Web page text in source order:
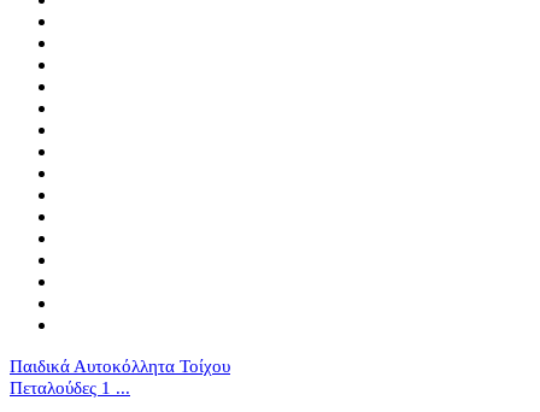
Παιδικά Αυτοκόλλητα Τοίχου
Πεταλούδες 1 ...